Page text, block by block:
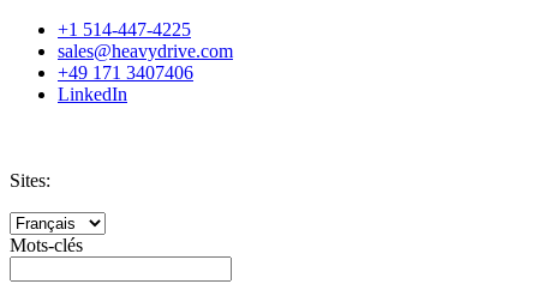
+1 514-447-4225
sales@heavydrive.com
+49 171 3407406
LinkedIn
Sites:
Mots-clés